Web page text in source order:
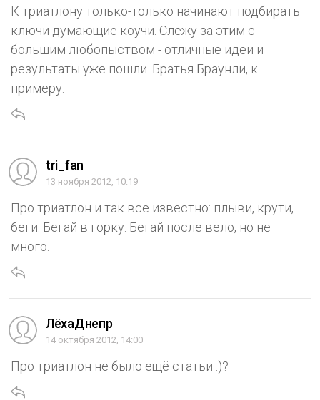
К триатлону только-только начинают подбирать
ключи думающие коучи. Слежу за этим с
большим любопыством - отличные идеи и
результаты уже пошли. Братья Браунли, к
примеру.
tri_fan
13 ноября 2012, 10:19
Про триатлон и так все известно: плыви, крути,
беги. Бегай в горку. Бегай после вело, но не
много.
ЛёхаДнепр
14 октября 2012, 14:00
Про триатлон не было ещё статьи :)?